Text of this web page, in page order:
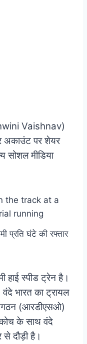
Vaishnav)
अकाउंट पर शेयर
सोशल मीडिया
प्रति घंटे की रफ्तार
हाई स्पीड ट्रेन है।
भारत का ट्रायल
(आरडीएसओ)
के साथ वंदे
से दौड़ी है।